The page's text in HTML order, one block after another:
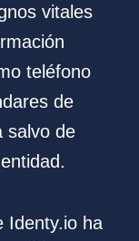
vitales
teléfono
de
salvo de
Identy.io ha